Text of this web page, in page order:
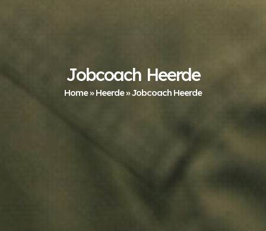
Jobcoach Heerde
Home»Heerde»Jobcoach Heerde